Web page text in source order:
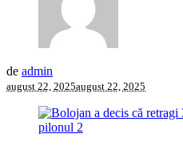
de admin
august 22, 2025august 22, 2025